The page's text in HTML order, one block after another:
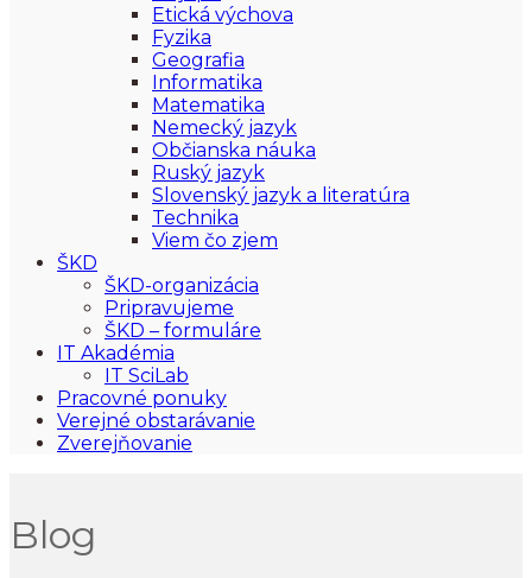
Etická výchova
Fyzika
Geografia
Informatika
Matematika
Nemecký jazyk
Občianska náuka
Ruský jazyk
Slovenský jazyk a literatúra
Technika
Viem čo zjem
ŠKD
ŠKD-organizácia
Pripravujeme
ŠKD – formuláre
IT Akadémia
IT SciLab
Pracovné ponuky
Verejné obstarávanie
Zverejňovanie
Blog